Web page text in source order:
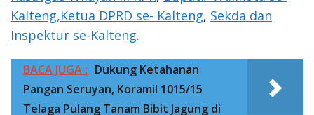
Kalteng,Ketua DPRD se- Kalteng, Sekda dan
Inspektur se-Kalteng.
BACA JUGA : Dukung Ketahanan
Pangan Seruyan, Koramil 1015/15
Telaga Pulang Tanam Bibit Jagung di